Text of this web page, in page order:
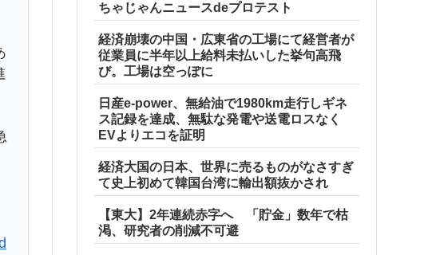
ちゃじゃんニュースdeプロテスト
経済崩壊の中国・広東省の工場にて経営者が
従業員に半年以上給料未払いした挙句高飛
び。工場は空っぽに
日産e-power、無給油で1980km走行しギネ
ス記録を達成、無駄な発電や送電ロスなく
EVよりエコを証明
経済大国の日本、世界に売るものがなさすぎ
て史上初めて韓国台湾に輸出額抜かされ
【東大】2年連続赤字へ 「貯金」数年で枯
渇、研究者の削減不可避